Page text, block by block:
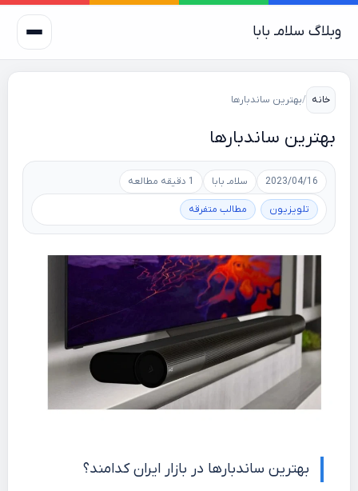
وبلاگ سلامـ بابا
خانه /بهترین ساندبارها
بهترین ساندبارها
2023/04/16 سلامـ بابا 1 دقیقه مطالعه
تلویزیون مطالب متفرقه
بهترین ساندبارها در بازار ایران کدامند؟